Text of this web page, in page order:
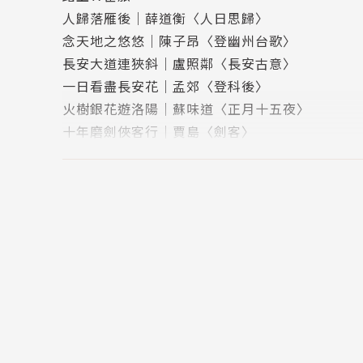
人歸落雁後｜薛道衡〈人日思歸〉
念天地之悠悠｜陳子昂〈登幽州台歌〉
長安大道連狹斜｜盧照鄰〈長安古意〉
一日看盡長安花｜孟郊〈登科後〉
火樹銀花遊洛陽｜蘇味道〈正月十五夜〉
十年磨劍俠客行｜賈島〈劍客〉